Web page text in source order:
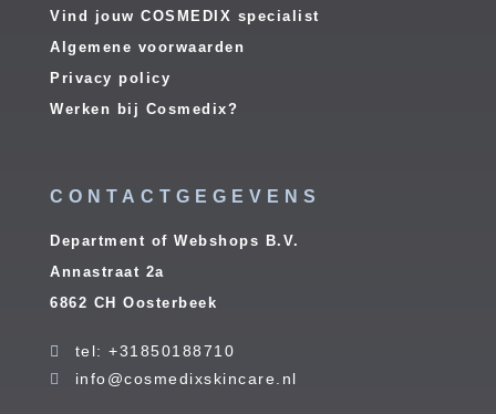
Vind jouw COSMEDIX specialist
Algemene voorwaarden
Privacy policy
Werken bij Cosmedix?
CONTACTGEGEVENS
Department of Webshops B.V.
Annastraat 2a
6862 CH Oosterbeek
tel: +31850188710
info@cosmedixskincare.nl